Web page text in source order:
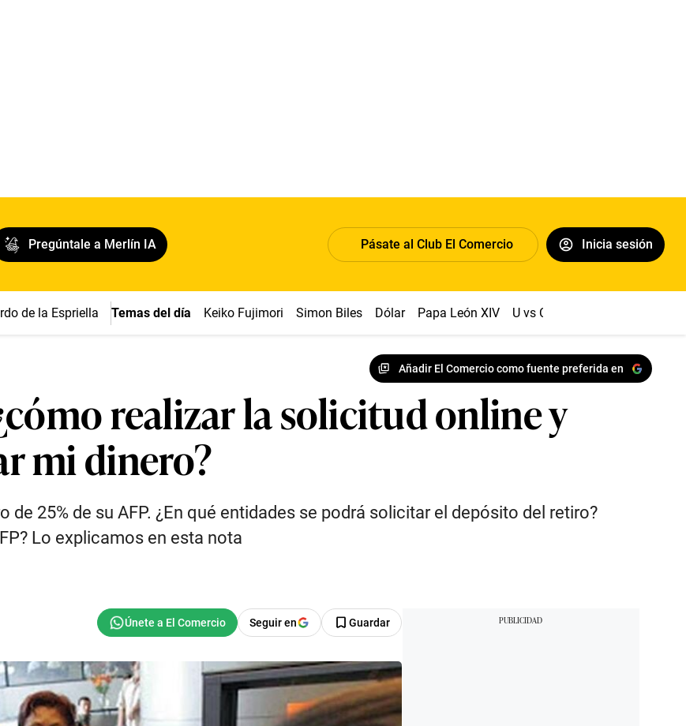
Pregúntale a Merlín IA Pásate al Club El Comercio Inicia sesión
de la Espriella Temas del día Keiko Fujimori Simon Biles Dólar Papa León XIV U vs Cristal
Añadir El Comercio como fuente preferida en
realizar la solicitud online y
mi dinero?
25% de su AFP. ¿En qué entidades se podrá solicitar el depósito del retiro?
Lo explicamos en esta nota
Seguir en Guardar